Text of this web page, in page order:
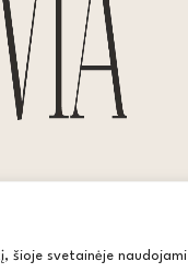
svetainėje naudojami